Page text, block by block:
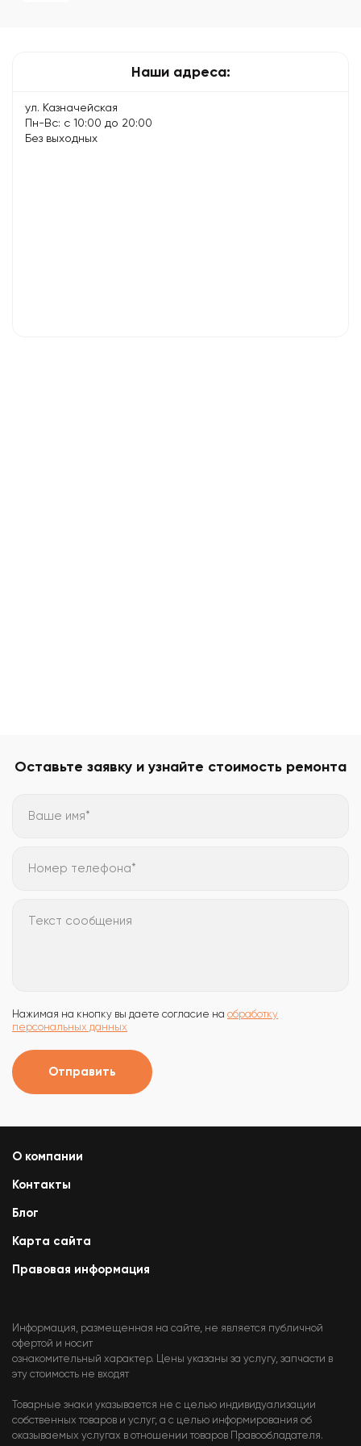
Наши адреса:
ул. Казначейская
Пн-Вс: с 10:00 до 20:00
Без выходных
Оставьте заявку и узнайте стоимость ремонта
Ваше имя*
Номер телефона*
Текст сообщения
Нажимая на кнопку вы даете согласие на обработку
персональных данных
Отправить
О компании
Контакты
Блог
Карта сайта
Правовая информация
Информация, размещенная на сайте, не является публичной
офертой и носит
ознакомительный характер. Цены указаны за услугу, запчасти в
эту стоимость не входят
Товарные знаки указывается не с целью индивидуализации
собственных товаров и услуг, а с целью информирования об
оказываемых услугах в отношении товаров Правообладателя.